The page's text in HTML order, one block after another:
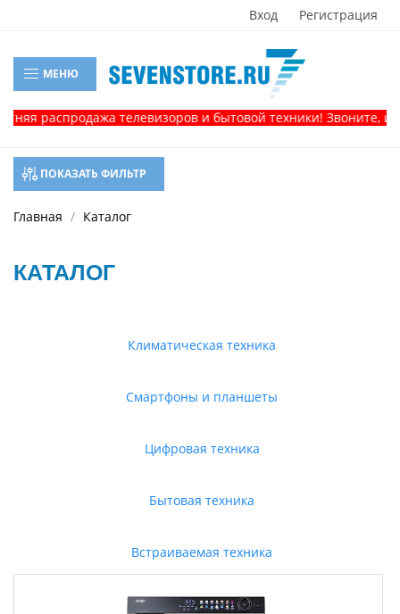
Вход Регистрация
МЕНЮ
телевизоров и бытовой техники! Звоните, и
ПОКАЗАТЬ ФИЛЬТР
Главная Каталог
КАТАЛОГ
Климатическая техника
Смартфоны и планшеты
Цифровая техника
Бытовая техника
Встраиваемая техника